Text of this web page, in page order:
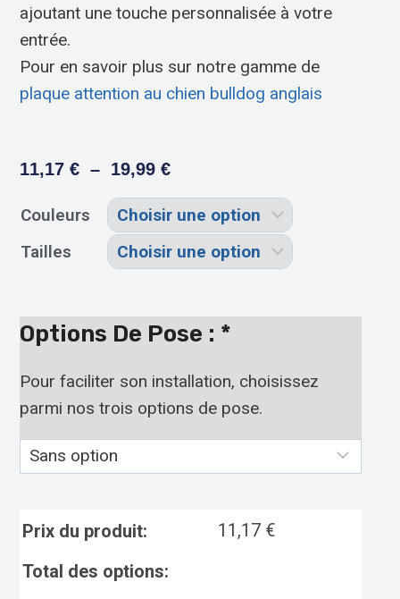
ajoutant une touche personnalisée à votre
entrée.
Pour en savoir plus sur notre gamme de
plaque attention au chien bulldog anglais
11,17€ – 19,99€
Couleurs
Tailles
Options De Pose : *
Pour faciliter son installation, choisissez
parmi nos trois options de pose.
Prix du produit: 11,17 €
Total des options: